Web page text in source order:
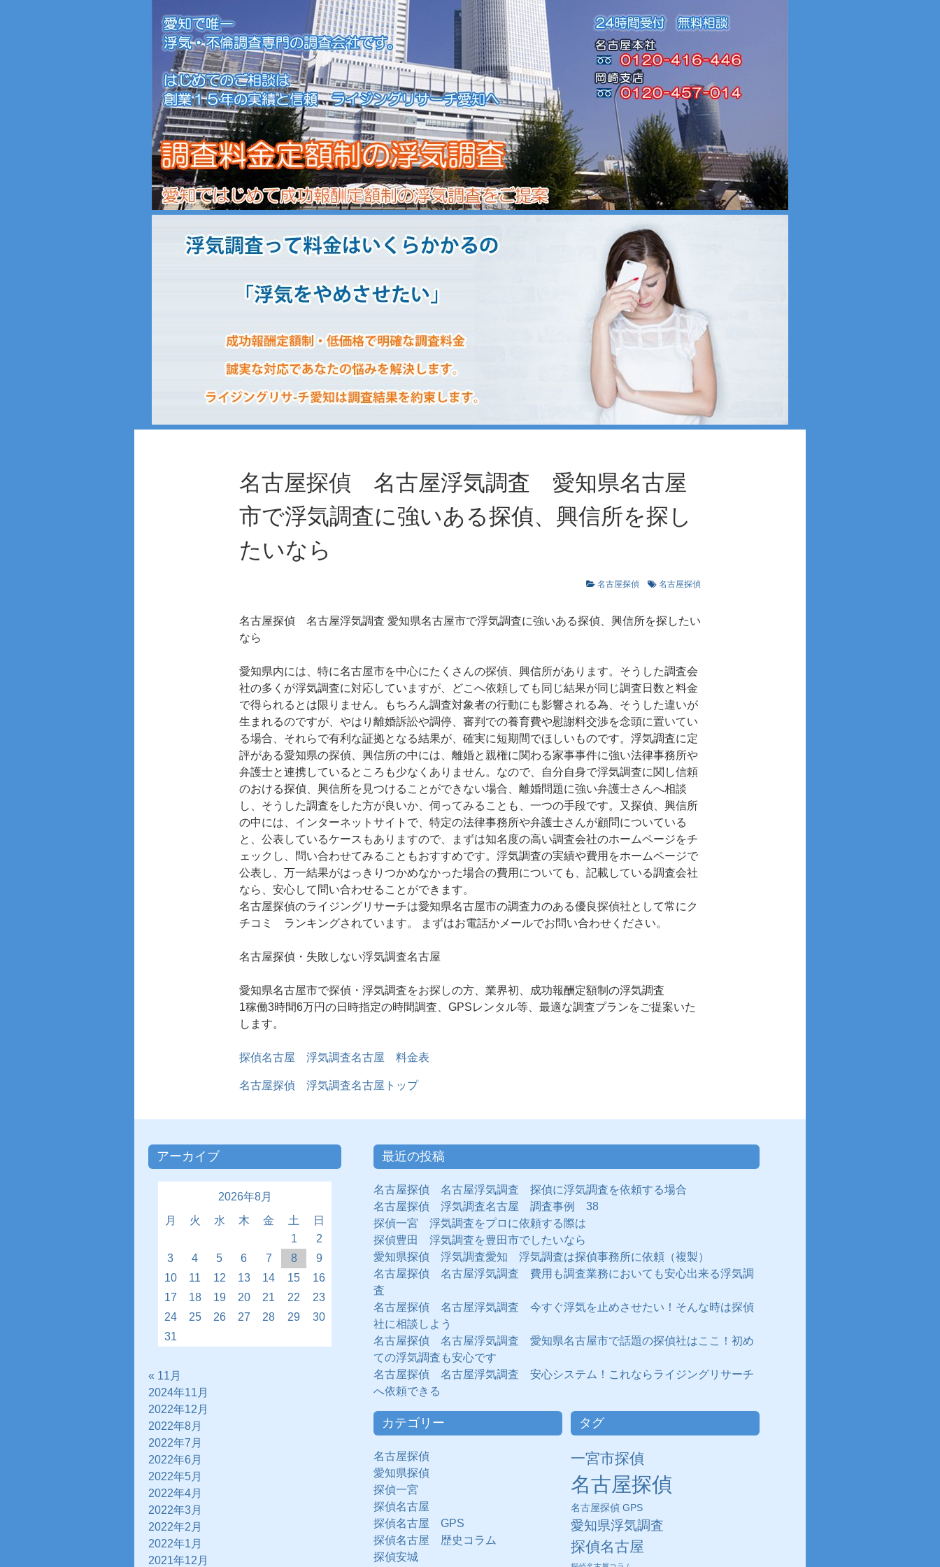
名古屋探偵 名古屋浮気調査 愛知県名古屋
市で浮気調査に強いある探偵、興信所を探し
たいなら
名古屋探偵 名古屋探偵
名古屋探偵 名古屋浮気調査 愛知県名古屋市で浮気調査に強いある探偵、興信所を探したい
なら
愛知県内には、特に名古屋市を中心にたくさんの探偵、興信所があります。そうした調査会
社の多くが浮気調査に対応していますが、どこへ依頼しても同じ結果が同じ調査日数と料金
で得られるとは限りません。もちろん調査対象者の行動にも影響される為、そうした違いが
生まれるのですが、やはり離婚訴訟や調停、審判での養育費や慰謝料交渉を念頭に置いてい
る場合、それらで有利な証拠となる結果が、確実に短期間でほしいものです。浮気調査に定
評がある愛知県の探偵、興信所の中には、離婚と親権に関わる家事事件に強い法律事務所や
弁護士と連携しているところも少なくありません。なので、自分自身で浮気調査に関し信頼
のおける探偵、興信所を見つけることができない場合、離婚問題に強い弁護士さんへ相談
し、そうした調査をした方が良いか、伺ってみることも、一つの手段です。又探偵、興信所
の中には、インターネットサイトで、特定の法律事務所や弁護士さんが顧問についている
と、公表しているケースもありますので、まずは知名度の高い調査会社のホームページをチ
ェックし、問い合わせてみることもおすすめです。浮気調査の実績や費用をホームページで
公表し、万一結果がはっきりつかめなかった場合の費用についても、記載している調査会社
なら、安心して問い合わせることができます。
名古屋探偵のライジングリサーチは愛知県名古屋市の調査力のある優良探偵社として常にク
チコミ ランキングされています。 まずはお電話かメールでお問い合わせください。
名古屋探偵 ・失敗しない浮気調査名古屋
愛知県名古屋市で探偵・浮気調査をお探しの方、業界初、成功報酬定額制の浮気調査
1稼働3時間6万円の日時指定の時間調査、GPSレンタル等、最適な調査プランをご提案いた
します。
探偵名古屋 浮気調査名古屋 料金表
名古屋探偵 浮気調査名古屋トップ
アーカイブ
2026年8月
月
火 水 木 金 土
日
1
2
3
4 5 6 7 8
9
10
11 12 13 14 15
16
17
18 19 20 21 22
23
24
25 26 27 28 29
30
31
« 11月
2024年11月
2022年12月
2022年8月
2022年7月
2022年6月
2022年5月
2022年4月
2022年3月
2022年2月
2022年1月
2021年12月
最近の投稿
名古屋探偵 名古屋浮気調査 探偵に浮気調査を依頼する場合
名古屋探偵 浮気調査名古屋 調査事例 38
探偵一宮 浮気調査をプロに依頼する際は
探偵豊田 浮気調査を豊田市でしたいなら
愛知県探偵 浮気調査愛知 浮気調査は探偵事務所に依頼（複製）
名古屋探偵 名古屋浮気調査 費用も調査業務においても安心出来る浮気調
査
名古屋探偵 名古屋浮気調査 今すぐ浮気を止めさせたい！そんな時は探偵
社に相談しよう
名古屋探偵 名古屋浮気調査 愛知県名古屋市で話題の探偵社はここ！初め
ての浮気調査も安心です
名古屋探偵 名古屋浮気調査 安心システム！これならライジングリサーチ
へ依頼できる
カテゴリー
名古屋探偵
愛知県探偵
探偵一宮
探偵名古屋
探偵名古屋 GPS
探偵名古屋 歴史コラム
探偵安城
タグ
一宮市探偵
名古屋探偵
名古屋探偵 GPS
愛知県浮気調査
探偵名古屋